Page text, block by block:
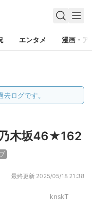
エンタメ 漫画・ア
ログです。
乃木坂46★162
最終更新 2025/05/18 21:38
knskT